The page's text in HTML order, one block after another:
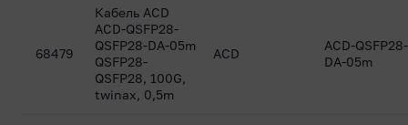
68479
Кабель ACD
ACD-QSFP28-
QSFP28-DA-05m
QSFP28-
QSFP28, 100G,
twinax, 0,5m
ACD
ACD-
DA-05m